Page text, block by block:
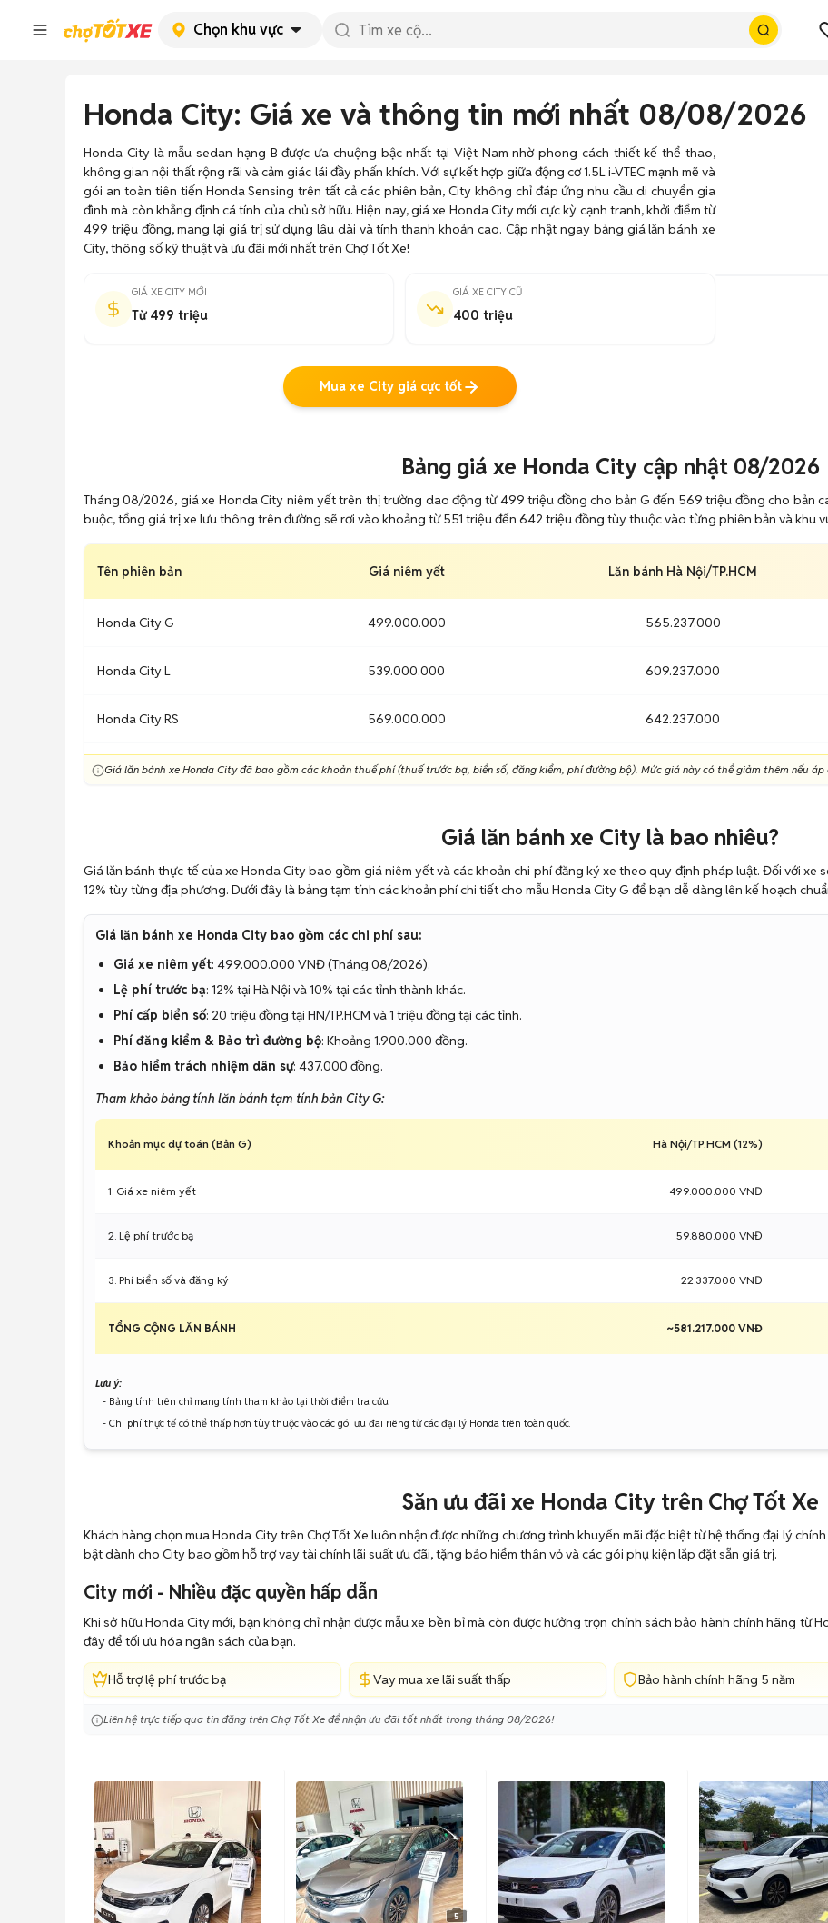
Chọn khu vực
Honda City: Giá xe và thông tin mới nhất 08/08/2026
Honda City là mẫu sedan hạng B được ưa chuộng bậc nhất tại Việt Nam nhờ phong cách thiết kế thể thao,
không gian nội thất rộng rãi và cảm giác lái đầy phấn khích. Với sự kết hợp giữa động cơ 1.5L i-VTEC mạnh mẽ và
gói an toàn tiên tiến Honda Sensing trên tất cả các phiên bản, City không chỉ đáp ứng nhu cầu di chuyển gia
đình mà còn khẳng định cá tính của chủ sở hữu. Hiện nay, giá xe Honda City mới cực kỳ cạnh tranh, khởi điểm từ
499 triệu đồng, mang lại giá trị sử dụng lâu dài và tính thanh khoản cao. Cập nhật ngay bảng giá lăn bánh xe
City, thông số kỹ thuật và ưu đãi mới nhất trên Chợ Tốt Xe!
GIÁ XE CITY MỚI
Từ 499 triệu
GIÁ XE CITY CŨ
400 triệu
Mua xe City giá cực tốt
Bảng giá xe Honda City cập nhật 08/2026
Tháng 08/2026, giá xe Honda City niêm yết trên thị trường dao động từ 499 triệu đồng cho bản G đến 569 triệu đồng cho bản
buộc, tổng giá trị xe lưu thông trên đường sẽ rơi vào khoảng từ 551 triệu đến 642 triệu đồng tùy thuộc vào từng phiên bản và khu
Tên phiên bản Giá niêm yết Lăn bánh Hà Nội/TP.HCM
Honda City G 499.000.000 565.237.000
Honda City L 539.000.000 609.237.000
Honda City RS 569.000.000 642.237.000
Giá lăn bánh xe Honda City đã bao gồm các khoản thuế phí (thuế trước bạ, biển số, đăng kiểm, phí đường bộ). Mức giá này có thể giảm thêm nếu
Giá lăn bánh xe City là bao nhiêu?
Giá lăn bánh thực tế của xe Honda City bao gồm giá niêm yết và các khoản chi phí đăng ký xe theo quy định pháp luật. Đối với xe
12% tùy từng địa phương. Dưới đây là bảng tạm tính các khoản phí chi tiết cho mẫu Honda City G để bạn dễ dàng lên kế hoạch
Giá lăn bánh xe Honda City bao gồm các chi phí sau:
Giá xe niêm yết: 499.000.000 VNĐ (Tháng 08/2026).
Lệ phí trước bạ: 12% tại Hà Nội và 10% tại các tỉnh thành khác.
Phí cấp biển số: 20 triệu đồng tại HN/TP.HCM và 1 triệu đồng tại các tỉnh.
Phí đăng kiểm & Bảo trì đường bộ: Khoảng 1.900.000 đồng.
Bảo hiểm trách nhiệm dân sự: 437.000 đồng.
Tham khảo bảng tính lăn bánh tạm tính bản City G:
Khoản mục dự toán (Bản G) Hà Nội/TP.HCM (12%)
1. Giá xe niêm yết 499.000.000 VNĐ
2. Lệ phí trước bạ 59.880.000 VNĐ
3. Phí biển số và đăng ký 22.337.000 VNĐ
TỔNG CỘNG LĂN BÁNH ~581.217.000 VNĐ
Lưu ý:
- Bảng tính trên chỉ mang tính tham khảo tại thời điểm tra cứu.
- Chi phí thực tế có thể thấp hơn tùy thuộc vào các gói ưu đãi riêng từ các đại lý Honda trên toàn quốc.
Săn ưu đãi xe Honda City trên Chợ Tốt Xe
Khách hàng chọn mua Honda City trên Chợ Tốt Xe luôn nhận được những chương trình khuyến mãi đặc biệt từ hệ thống đại lý
bật dành cho City bao gồm hỗ trợ vay tài chính lãi suất ưu đãi, tặng bảo hiểm thân vỏ và các gói phụ kiện lắp đặt sẵn giá trị.
City mới - Nhiều đặc quyền hấp dẫn
Khi sở hữu Honda City mới, bạn không chỉ nhận được mẫu xe bền bỉ mà còn được hưởng trọn chính sách bảo hành chính hãng từ
đây để tối ưu hóa ngân sách của bạn.
Hỗ trợ lệ phí trước bạ Vay mua xe lãi suất thấp Bảo hành chính hãng 5 năm
Liên hệ trực tiếp qua tin đăng trên Chợ Tốt Xe để nhận ưu đãi tốt nhất trong tháng 08/2026!
5